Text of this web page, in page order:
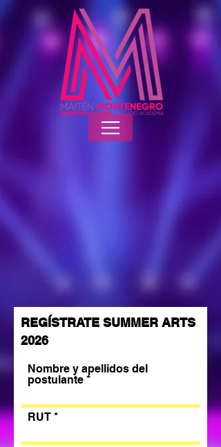
REGÍSTRATE SUMMER ARTS
2026
Nombre y apellidos del
postulante
RUT